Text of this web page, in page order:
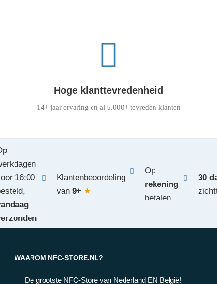
Hoge klanttevredenheid
14+ jaar ervaring en al 6.000+ tevreden klanten
16:00
Klantenbeoordeling
van 9+ ★
Op
rekening
betalen
30
WAAROM NFC-STORE.NL?
De grootste NFC-Store van Nederland EN België!